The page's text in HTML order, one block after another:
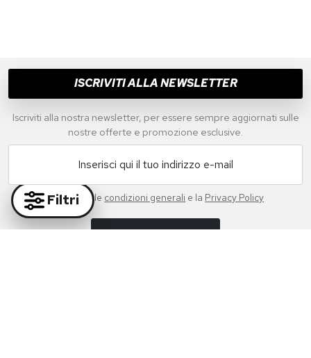
Filtri
ISCRIVITI ALLA NEWSLETTER
Iscriviti alla nostra newsletter, per essere sempre aggiornati sulle
nostre offerte e promozione esclusive.
Inserisci qui il tuo indirizzo e-mail
Accetto le condizioni generali e la Privacy Policy